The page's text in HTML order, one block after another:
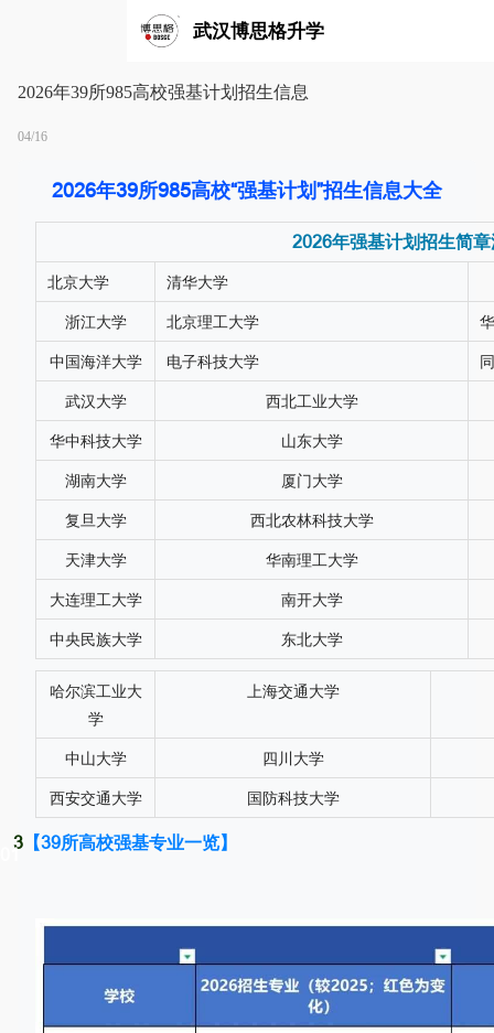
武汉博思格升学
2026年39所985高校强基计划招生信息
04/16
2026年39所985高校“强基计划”招生信息大全
2026年强基计划招生简章
北京大学 清华大学
浙江大学 北京理工大学
中国海洋大学 电子科技大学
武汉大学 西北工业大学
华中科技大学 山东大学
湖南大学 厦门大学
复旦大学 西北农林科技大学
天津大学 华南理工大学
大连理工大学 南开大学
中央民族大学 东北大学
哈尔滨工业大
学
上海交通大学
中山大学 四川大学
西安交通大学 国防科技大学
1
3 【39所高校强基专业一览】